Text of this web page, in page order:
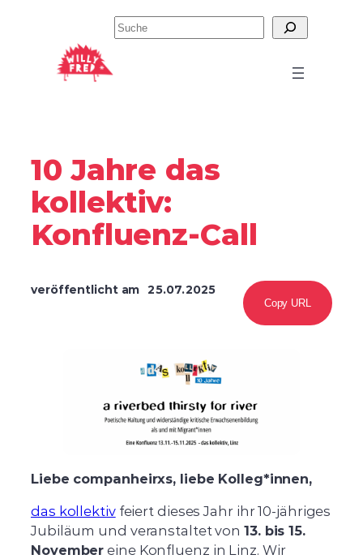
springen
Suchen
10 Jahre das
kollektiv:
Konfluenz-Call
veröffentlicht am 25.07.2025
Copy URL
Liebe companheirxs, liebe Kolleg*innen,
das kollektivfeiert dieses Jahr ihr 10-jähriges
Jubiläum und veranstaltet von 13. bis 15.
November eine Konfluenz in Linz. Wir